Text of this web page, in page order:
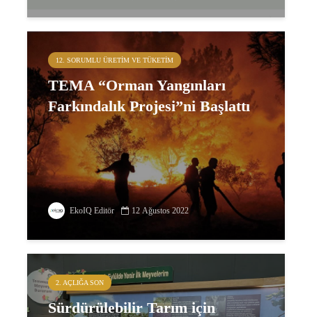
12. SORUMLU ÜRETIM VE TÜKETIM
TEMA “Orman Yangınları
Farkındalık Projesi”ni Başlattı
EkoIQ Editör 12 Ağustos 2022
2. AÇLIĞA SON
Sürdürülebilir Tarım için